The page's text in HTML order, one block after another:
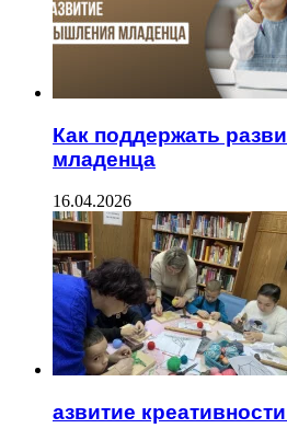
Как поддержать
младенца
16.04.2026
азвитие